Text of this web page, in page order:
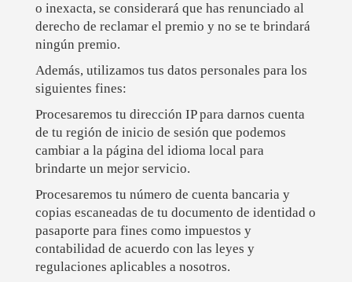
o inexacta, se considerará que has renunciado al
derecho de reclamar el premio y no se te brindará
ningún premio.
Además, utilizamos tus datos personales para los
siguientes fines:
Procesaremos tu dirección IP para darnos cuenta
de tu región de inicio de sesión que podemos
cambiar a la página del idioma local para
brindarte un mejor servicio.
Procesaremos tu número de cuenta bancaria y
copias escaneadas de tu documento de identidad o
pasaporte para fines como impuestos y
contabilidad de acuerdo con las leyes y
regulaciones aplicables a nosotros.